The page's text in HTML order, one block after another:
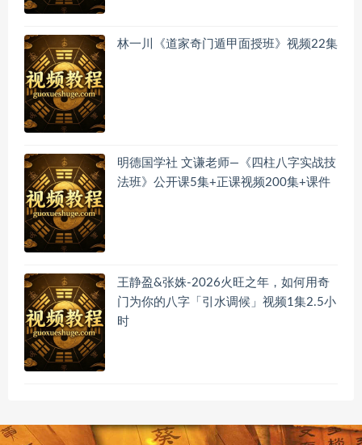
林一川《道家奇门遁甲面授班》视频22集
明德国学社 文谦老师—《四柱八字实战技
法班》公开课5集+正课视频200集+课件
王静盈&张姝-2026火旺之年，如何用奇
门为你的八字「引水调候」视频1集2.5小
时